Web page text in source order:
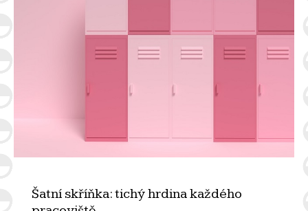
Šatní skříňka: tichý hrdina každého